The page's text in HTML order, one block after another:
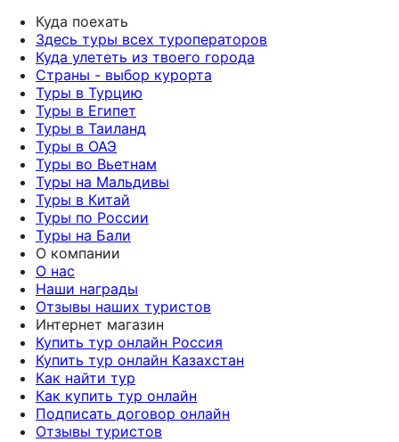
Куда поехать
Здесь туры всех туроператоров
Куда улететь из твоего города
Страны - выбор курорта
Туры в Турцию
Туры в Египет
Туры в Таиланд
Туры в ОАЭ
Туры во Вьетнам
Туры на Мальдивы
Туры в Китай
Туры по России
Туры на Бали
О компании
О нас
Наши награды
Отзывы наших туристов
Интернет магазин
Купить тур онлайн Россия
Купить тур онлайн Казахстан
Как найти тур
Как купить тур онлайн
Подписать договор онлайн
Отзывы туристов